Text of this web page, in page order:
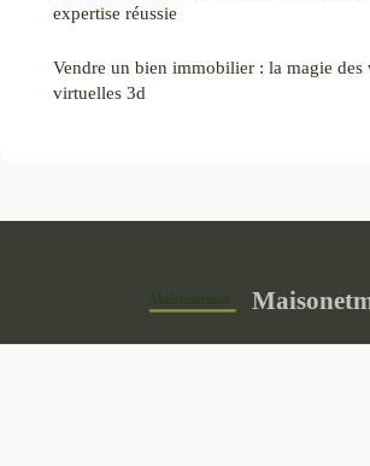
expertise réussie
Vendre un bien immobilier : la magie des
virtuelles 3d